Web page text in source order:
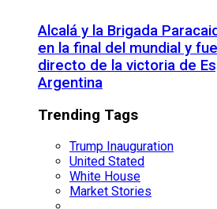
Alcalá y la Brigada
en la final del mundial y
directo de la victoria de
Argentina
Trending Tags
Trump Inauguration
United Stated
White House
Market Stories